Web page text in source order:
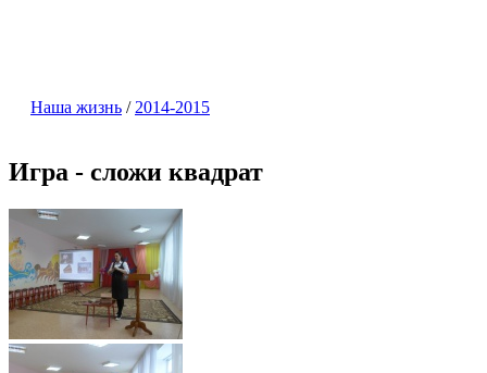
Наша жизнь / 2014-2015
Игра - сложи квадрат